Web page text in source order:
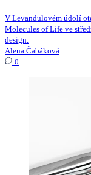
V Levandulovém údolí
Molecules of Life ve
design.
Alena Čabáková
0